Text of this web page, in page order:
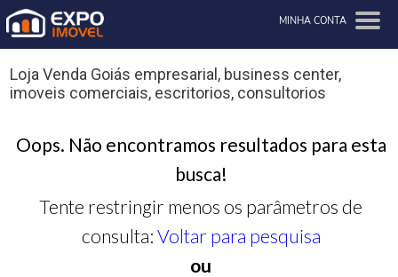
MINHA CONTA
Loja Venda Goiás empresarial, business center,
imoveis comerciais, escritorios, consultorios
Oops. Não encontramos resultados para esta
busca!
Tente restringir menos os parâmetros de
consulta: Voltar para pesquisa
ou